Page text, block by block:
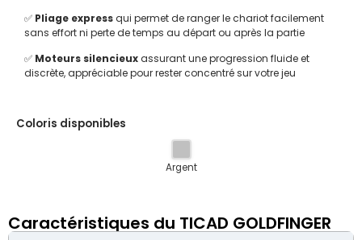
✅ Pliage expressqui permet de ranger le chariot facilement
sans effort ni perte de temps au départ ou après la partie
✅ Moteurs silencieuxassurant une progression fluide et
discrète, appréciable pour rester concentré sur votre jeu
Coloris disponibles
Argent
Caractéristiques du TICAD GOLDFINGER